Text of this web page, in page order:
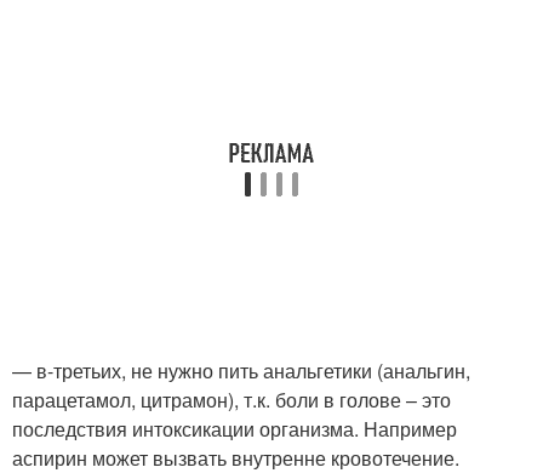
— в-третьих, не нужно пить анальгетики (анальгин,
парацетамол, цитрамон), т.к. боли в голове – это
последствия интоксикации организма. Например
аспирин может вызвать внутренне кровотечение.